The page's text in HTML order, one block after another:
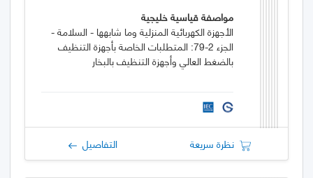
مواصفة قياسية خليجية
الأجهزة الكهربائية المنزلية وما شابهها - السلامة -
الجزء 2-79: المتطلبات الخاصة بأجهزة التنظيف
بالضغط العالي وأجهزة التنظيف بالبخار
نظرة سريعة التفاصيل